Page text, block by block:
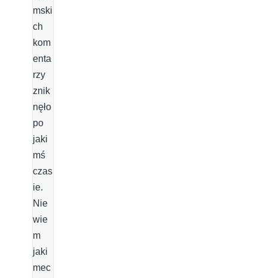
mski
ch
kom
enta
rzy
znik
nęło
po
jaki
mś
czas
ie.
Nie
wie
m
jaki
mec